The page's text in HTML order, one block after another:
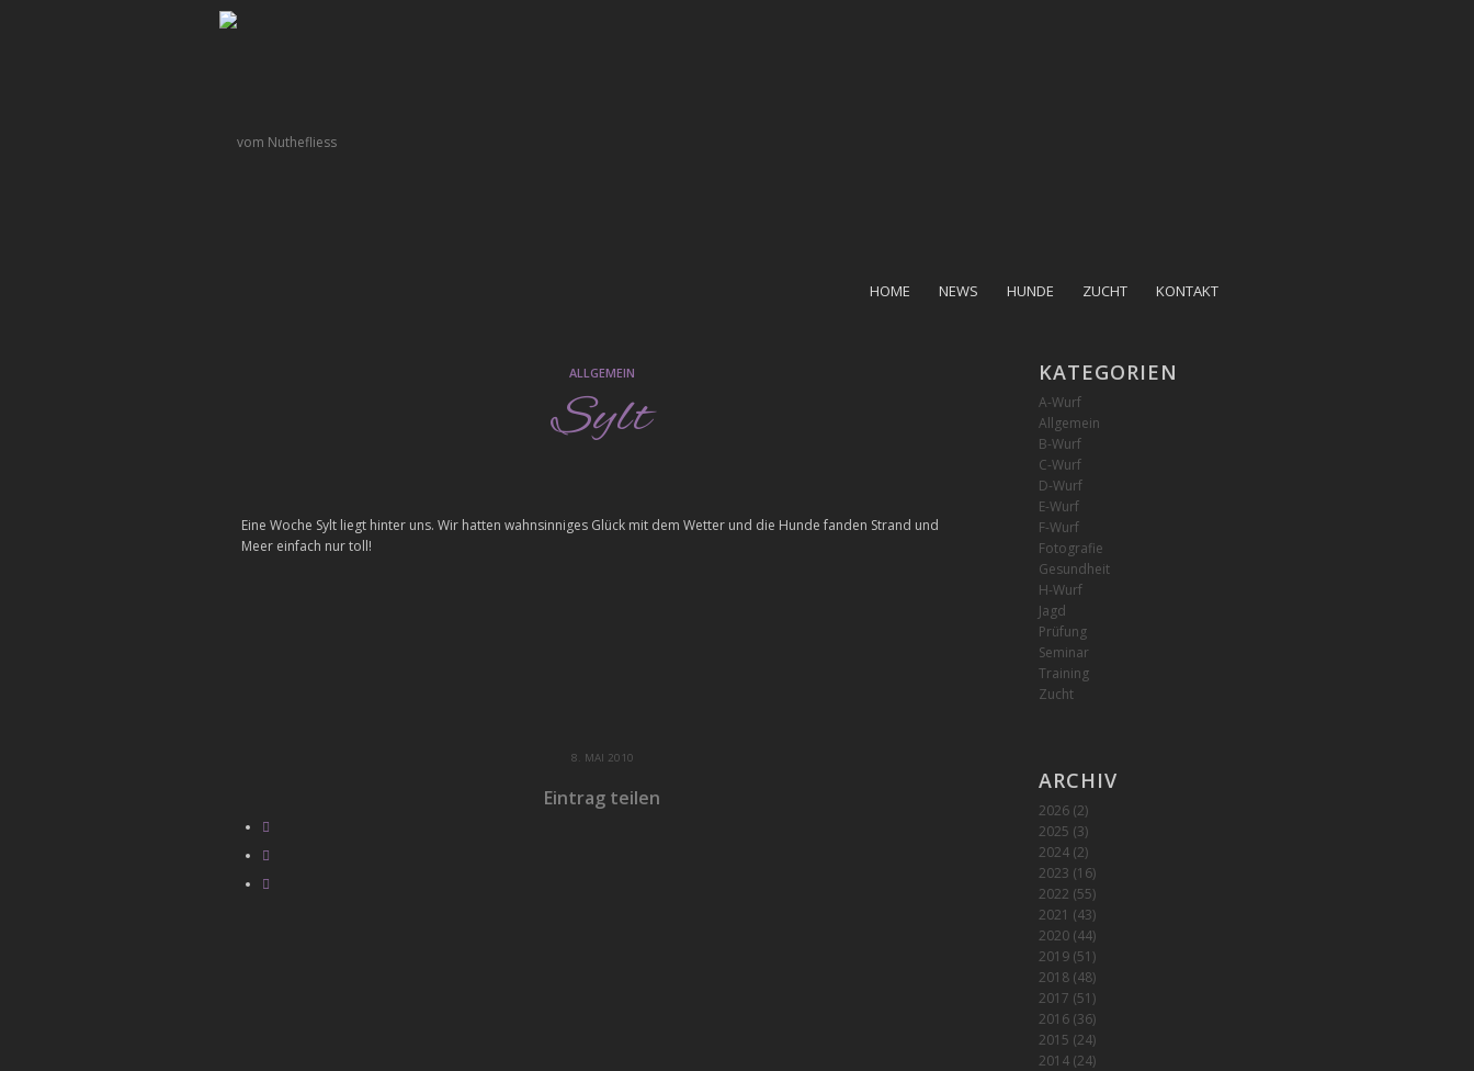
HOME NEWS HUNDE ZUCHT KONTAKT
ALLGEMEIN
Sylt
Eine Woche Sylt liegt hinter uns. Wir hatten wahnsinniges Glück mit dem Wetter und die Hunde fanden Strand und
Meer einfach nur toll!
8. MAI 2010
Eintrag teilen
KATEGORIEN
A-Wurf
Allgemein
B-Wurf
C-Wurf
D-Wurf
E-Wurf
F-Wurf
Fotografie
Gesundheit
H-Wurf
Jagd
Prüfung
Seminar
Training
Zucht
ARCHIV
2026(2)
2025 (3)
2024(2)
2023 (16)
2022 (55)
2021 (43)
2020(44)
2019(51)
2018(48)
2017 (51)
2016(36)
2015 (24)
2014(24)